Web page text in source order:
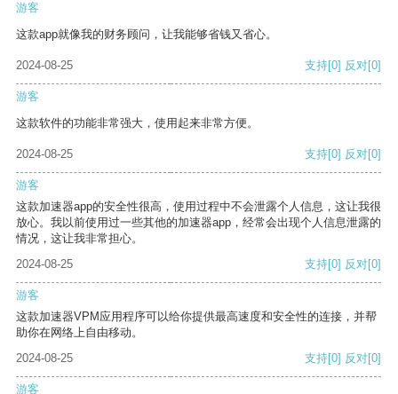
游客
这款app就像我的财务顾问，让我能够省钱又省心。
2024-08-25 支持[0] 反对[0]
游客
这款软件的功能非常强大，使用起来非常方便。
2024-08-25 支持[0] 反对[0]
游客
这款加速器app的安全性很高，使用过程中不会泄露个人信息，这让我很
放心。我以前使用过一些其他的加速器app，经常会出现个人信息泄露的
情况，这让我非常担心。
2024-08-25
支持[0] 反对[0]
游客
这款加速器VPM应用程序可以给你提供最高速度和安全性的连接，并帮
助你在网络上自由移动。
2024-08-25
支持[0] 反对[0]
游客